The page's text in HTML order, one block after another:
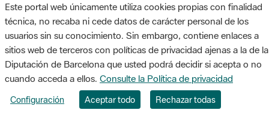
MAPA WEB
Diputación de Barcelona. Edifici Llacuna, 1a planta. Badajoz, 49.
08005 Barcelona. Tel. 934 022 428 / xarxaparcs@diba.cat
Este portal web únicamente utiliza cookies propias con finalidad
técnica, no recaba ni cede datos de carácter personal de los
usuarios sin su conocimiento. Sin embargo, contiene enlaces a
sitios web de terceros con políticas de privacidad ajenas a la de la
Diputación de Barcelona que usted podrá decidir si acepta o no
cuando acceda a ellos. Consulte la Política de privacidad
Configuración Aceptar todo Rechazar todas